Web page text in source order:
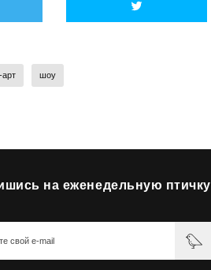
арт шоу
на еженедельную птичку